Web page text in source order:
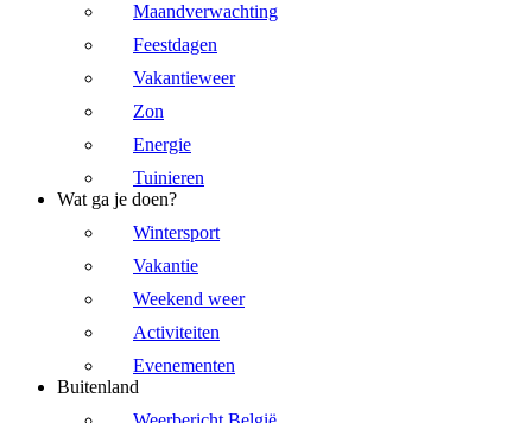
Maandverwachting
Feestdagen
Vakantieweer
Zon
Energie
Tuinieren
Wat ga je doen?
Wintersport
Vakantie
Weekend weer
Activiteiten
Evenementen
Buitenland